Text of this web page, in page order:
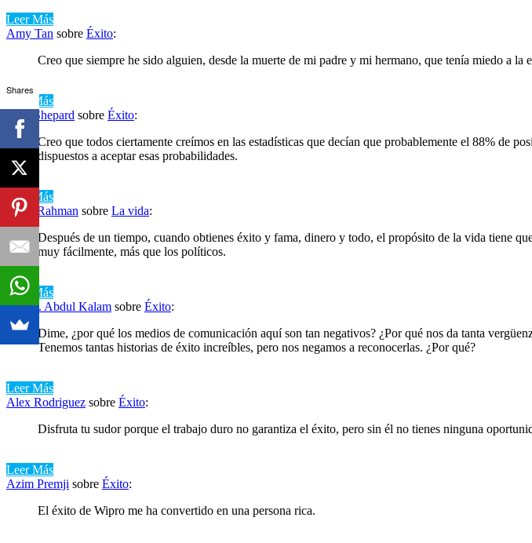
Leer Más
Amy Tan sobre Éxito:
Creo que siempre he sido alguien, desde la muerte de mi padre y mi hermano, que tenía miedo a
Leer Más
Alan Shepard sobre Éxito:
Creo que todos ciertamente creímos en las estadísticas que decían que probablemente el 88% de
dispuestos a aceptar esas probabilidades.
Leer Más
A. R. Rahman sobre La vida:
Después de un tiempo, cuando obtienes éxito y fama, dinero y todo, el propósito de la vida tiene
muy fácilmente, más que los políticos.
Leer Más
A. P. J. Abdul Kalam sobre Éxito:
Dime, ¿por qué los medios de comunicación aquí son tan negativos? ¿Por qué nos da tanta
Tenemos tantas historias de éxito increíbles, pero nos negamos a reconocerlas. ¿Por qué?
Leer Más
Alex Rodriguez sobre Éxito:
Disfruta tu sudor porque el trabajo duro no garantiza el éxito, pero sin él no tienes ninguna
Leer Más
Azim Premji sobre Éxito:
El éxito de Wipro me ha convertido en una persona rica.
Shares